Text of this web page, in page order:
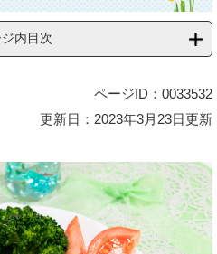
内目次
ページID：0033532
更新日：2023年3月23日更新